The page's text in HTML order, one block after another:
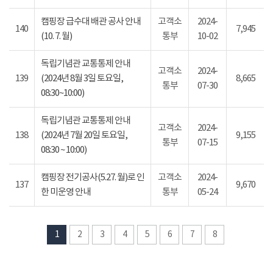
140
캠핑장 급수대 배관 공사 안내
(10. 7. 월)
고객소
통부
2024-
10-02
7,945
139
독립기념관 교통통제 안내
(2024년 8월 3일 토요일,
08:30~10:00)
고객소
통부
2024-
07-30
8,665
138
독립기념관 교통통제 안내
(2024년 7월 20일 토요일,
08:30 ~ 10:00)
고객소
통부
2024-
07-15
9,155
137
캠핑장 전기공사(5.27. 월)로 인
한 미운영 안내
고객소
통부
2024-
05-24
9,670
1 2 3 4 5 6 7 8